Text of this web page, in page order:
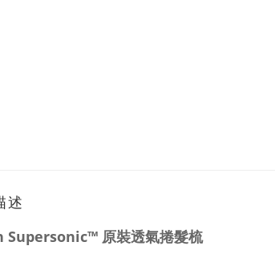
述
Supersonic™ 原裝透氣捲髮梳